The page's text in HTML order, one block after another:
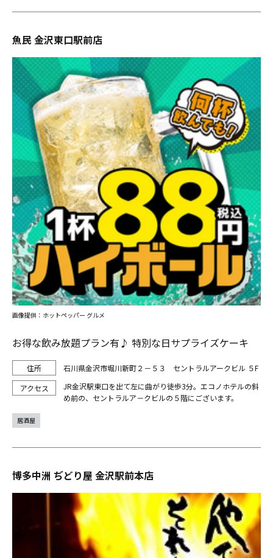
魚民 金沢東口駅前店
お得な飲み放題プラン有♪ 特別な日サプライズケーキ
石川県金沢市堀川新町２－５３ セントラルアークビル ５F
JR金沢駅東口を出て左に曲がり徒歩3分。エコノホテルの斜
め前の、セントラルア－クビルの５階にございます。
画像提供：ホットペッパー グルメ
居酒屋
博多中洲 ぢどり屋 金沢駅前本店